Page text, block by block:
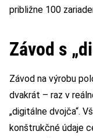
približne 100
Závod s
Závod na výrobu
dvakrát – raz v
„digitálne dvojča“.
konštrukčné údaje